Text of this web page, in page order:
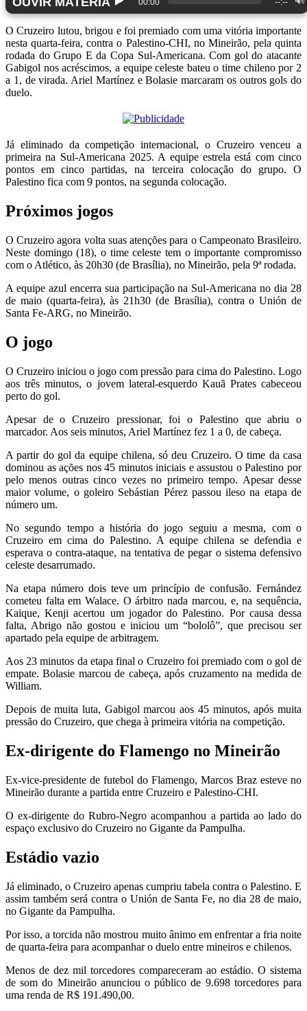
00:00 --:--
O Cruzeiro lutou, brigou e foi premiado com uma vitória importante
nesta quarta-feira, contra o Palestino-CHI, no Mineirão, pela quinta
rodada do Grupo E da Copa Sul-Americana. Com gol do atacante
Gabigol nos acréscimos, a equipe celeste bateu o time chileno por 2
a 1, de virada. Ariel Martínez e Bolasie marcaram os outros gols do
duelo.
Já eliminado da competição internacional, o Cruzeiro venceu a
primeira na Sul-Americana 2025. A equipe estrela está com cinco
pontos em cinco partidas, na terceira colocação do grupo. O
Palestino fica com 9 pontos, na segunda colocação.
Próximos jogos
O Cruzeiro agora volta suas atenções para o Campeonato Brasileiro.
Neste domingo (18), o time celeste tem o importante compromisso
com o Atlético, às 20h30 (de Brasília), no Mineirão, pela 9ª rodada.
A equipe azul encerra sua participação na Sul-Americana no dia 28
de maio (quarta-feira), às 21h30 (de Brasília), contra o Unión de
Santa Fe-ARG, no Mineirão.
O jogo
O Cruzeiro iniciou o jogo com pressão para cima do Palestino. Logo
aos três minutos, o jovem lateral-esquerdo Kauã Prates cabeceou
perto do gol.
Apesar de o Cruzeiro pressionar, foi o Palestino que abriu o
marcador. Aos seis minutos, Ariel Martínez fez 1 a 0, de cabeça.
A partir do gol da equipe chilena, só deu Cruzeiro. O time da casa
dominou as ações nos 45 minutos iniciais e assustou o Palestino por
pelo menos outras cinco vezes no primeiro tempo. Apesar desse
maior volume, o goleiro Sebástian Pérez passou ileso na etapa de
número um.
No segundo tempo a história do jogo seguiu a mesma, com o
Cruzeiro em cima do Palestino. A equipe chilena se defendia e
esperava o contra-ataque, na tentativa de pegar o sistema defensivo
celeste desarrumado.
Na etapa número dois teve um princípio de confusão. Fernández
cometeu falta em Walace. O árbitro nada marcou, e, na sequência,
Kaique, Kenji acertou um jogador do Palestino. Por causa dessa
falta, Abrigo não gostou e iniciou um “bololô”, que precisou ser
apartado pela equipe de arbitragem.
Aos 23 minutos da etapa final o Cruzeiro foi premiado com o gol de
empate. Bolasie marcou de cabeça, após cruzamento na medida de
William.
Depois de muita luta, Gabigol marcou aos 45 minutos, após muita
pressão do Cruzeiro, que chega à primeira vitória na competição.
Ex-dirigente do Flamengo no Mineirão
Ex-vice-presidente de futebol do Flamengo, Marcos Braz esteve no
Mineirão durante a partida entre Cruzeiro e Palestino-CHI.
O ex-dirigente do Rubro-Negro acompanhou a partida ao lado do
espaço exclusivo do Cruzeiro no Gigante da Pampulha.
Estádio vazio
Já eliminado, o Cruzeiro apenas cumpriu tabela contra o Palestino. E
assim também será contra o Unión de Santa Fe, no dia 28 de maio,
no Gigante da Pampulha.
Por isso, a torcida não mostrou muito ânimo em enfrentar a fria noite
de quarta-feira para acompanhar o duelo entre mineiros e chilenos.
Menos de dez mil torcedores compareceram ao estádio. O sistema
de som do Mineirão anunciou o público de 9.698 torcedores para
uma renda de R$ 191.490,00.